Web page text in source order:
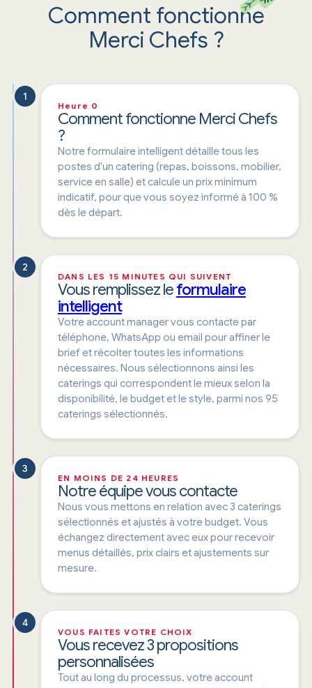
Comment fonctionne
Merci Chefs ?
1
Heure 0
Comment fonctionne Merci Chefs
?
Notre formulaire intelligent détaille tous les
postes d'un catering (repas, boissons, mobilier,
service en salle) et calcule un prix minimum
indicatif, pour que vous soyez informé à 100 %
dès le départ.
2
DANS LES 15 MINUTES QUI SUIVENT
Vous remplissez leformulaire
intelligent
Votre account manager vous contacte par
téléphone, WhatsApp ou email pour affiner le
brief et récolter toutes les informations
nécessaires. Nous sélectionnons ainsi les
caterings qui correspondent le mieux selon la
disponibilité, le budget et le style, parmi nos 95
caterings sélectionnés.
3
EN MOINS DE 24 HEURES
Notre équipe vous contacte
Nous vous mettons en relation avec 3 caterings
sélectionnés et ajustés à votre budget. Vous
échangez directement avec eux pour recevoir
menus détaillés, prix clairs et ajustements sur
mesure.
4
VOUS FAITES VOTRE CHOIX
Vous recevez 3 propositions
personnalisées
Tout au long du processus, votre account